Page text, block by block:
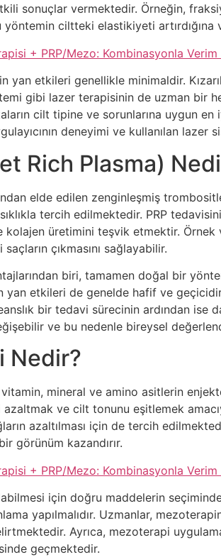
sonuçlar vermektedir. Örneğin,
yöntemin ciltteki elastikiyeti
+ PRP/Mezo: Kombinasyonla Verim
yan etkileri genellikle minimaldir.
gibi lazer terapisinin de uzman bir
cilt tipine ve sorunlarına uygun en
deneyimi ve kullanılan lazer
Rich Plasma)
elde edilen zenginleşmiş
tercih edilmektedir. PRP
kolajen üretimini teşvik etmektir.
çıkmasını sağlayabilir.
biri, tamamen doğal bir
yan etkileri de genelde hafif ve
bir tedavi sürecinin ardından ise
ve bu nedenle bireysel
Nedir?
mineral ve amino asitlerin
ve cilt tonunu eşitlemek
azaltılması için de tercih
görünüm kazandırır.
+ PRP/Mezo: Kombinasyonla Verim
için doğru maddelerin
yapılmalıdır. Uzmanlar,
Ayrıca, mezoterapi
geçmektedir.